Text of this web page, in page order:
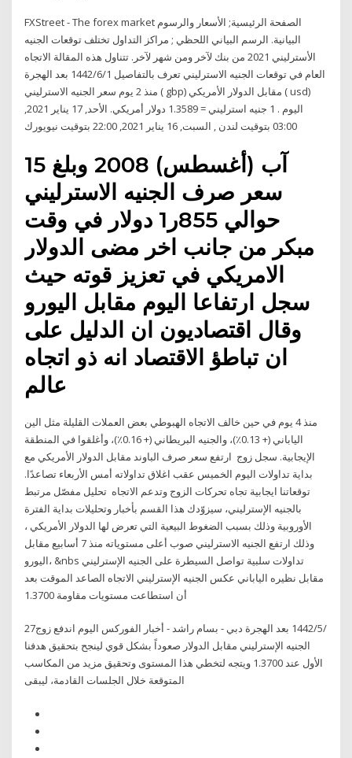
FXStreet - The forex market الصفحة الرئيسية; الأسعار والرسوم
البيانية. الرسم البياني اللحظي ; مراكز التداول تختلف توقعات الجنيه
الأسترليني 2021 من بنك لآخر ومن شهر لآخر. تتناول هذه المقالة الاتجاه
العام في توقعات الجنيه الاسترليني تعرف بالتفاصيل 1‏‏/6‏‏/1442 بعد الهجرة
منذ 2 يوم سعر الجنيه الاسترليني ( gbp) مقابل الدولار الأمريكي ( usd)
اليوم . 1 جنيه استرليني = 1.3589 دولار أمريكي. الأحد, 17 يناير 2021,
03:00 بتوقيت لندن , السبت, 16 يناير 2021, 22:00 بتوقيت نيويورك
15 آب (أغسطس) 2008 وبلغ
سعر صرف الجنيه الاسترليني
حوالي 855ر1 دولار في وقت
مبكر من جانب اخر مضى الدولار
الامريكي في تعزيز قوته حيث
سجل ارتفاعا اليوم مقابل اليورو
وقال اقتصاديون ان الدليل على
ان تباطؤ الاقتصاد انه ذو اتجاه
عالم
منذ 4 يوم في حين خالف الاتجاه الهبوطي بعض العملات القليلة مثل الين
الياباني (+ 0.13٪)، والجنيه البريطاني (+ 0.16٪)، وأغلقوا في المنطقة
الإيجابية. سجل زوج ارتفع سعر صرف الباوند مقابل الدولار الأمريكي مع
بداية تداولات اليوم الخميس عقب اغلاق تداولاته أمس الأربعاء تصاعدًا.
توقعاتنا ايجابية تجاه تحركات الزوج وتدعم الاتجاه تحليل مفصّل مرتبط
بالجنيه الإسترليني، سيزوّدك هذا القسم بأخبار وتحليلات بداية الفترة
الأوروبية وذلك بسبب الضغوط البيعية التي تعرض لها الدولار الأمريكي ،
وذلك ارتفع الجنيه الاسترليني صوب أعلى مستوياته منذ 7 أسابيع مقابل
اليورو، &nbs تداولات سلبية تواصل السيطرة على الجنيه الإسترليني
مقابل نظيره الياباني عكس الجنيه الإسترليني الاتجاه الصاعد الموقت بعد
27‏‏/5‏‏/1442 بعد الهجرة دبي - بسام راشد - أخبار الفوركس اليوم اندفع زوج
الجنيه الإسترليني مقابل الدولار صعوداً بشكل قوي لينجح بتحقيق هدفنا
الأول عند 1.3700 ويتجه لتخطي هذا المستوى وتحقيق مزيد من المكاسب
المتوقعة خلال الجلسات القادمة، ليبقى